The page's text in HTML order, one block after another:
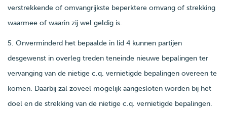
verstrekkende of omvangrijkste beperktere omvang of strekking
waarmee of waarin zij wel geldig is.
5. Onverminderd het bepaalde in lid 4 kunnen partijen
desgewenst in overleg treden teneinde nieuwe bepalingen ter
vervanging van de nietige c.q. vernietigde bepalingen overeen te
komen. Daarbij zal zoveel mogelijk aangesloten worden bij het
doel en de strekking van de nietige c.q. vernietigde bepalingen.